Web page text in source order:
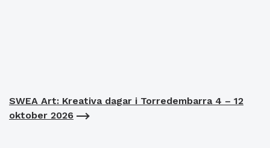
SWEA Art: Kreativa dagar i Torredembarra 4 – 12
oktober 2026